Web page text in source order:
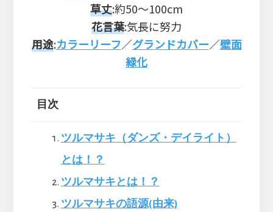
草丈:約50～100cm
花言葉:気長に努力
用途:カラーリーフ／グランドカバー／壁面
緑化
目次
ツルマサキ（ダンズ・デイライト）
とは！？
ツルマサキとは！？
ツルマサキの語源(由来)